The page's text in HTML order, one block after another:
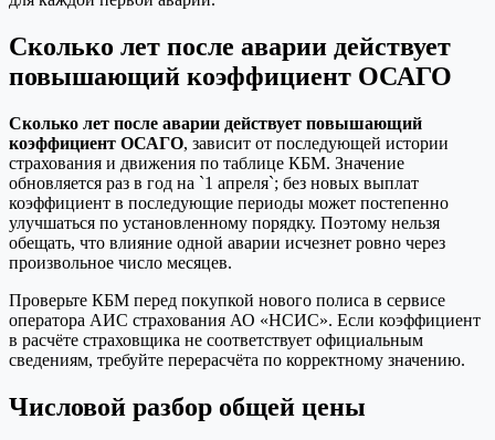
Сколько лет после аварии действует
повышающий коэффициент ОСАГО
Сколько лет после аварии действует повышающий
коэффициент ОСАГО, зависит от последующей истории
страхования и движения по таблице КБМ. Значение
обновляется раз в год на `1 апреля`; без новых выплат
коэффициент в последующие периоды может постепенно
улучшаться по установленному порядку. Поэтому нельзя
обещать, что влияние одной аварии исчезнет ровно через
произвольное число месяцев.
Проверьте КБМ перед покупкой нового полиса в сервисе
оператора АИС страхования АО «НСИС». Если коэффициент
в расчёте страховщика не соответствует официальным
сведениям, требуйте перерасчёта по корректному значению.
Числовой разбор общей цены